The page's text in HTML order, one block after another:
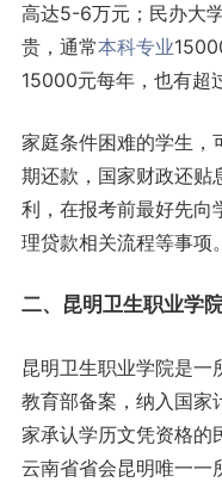
高达5-6万元；民办大
贵，通常本科专业
15000元每年，也有超
家庭条件困难的学生，
期还款，国家财政还贴
利，在报考前最好先向
理贷款相关流程等事项。
二、昆明卫生职业学
昆明卫生职业学院是一
教育部备案，纳入国家
家承认学历文凭资格的
云南省省会昆明唯一一